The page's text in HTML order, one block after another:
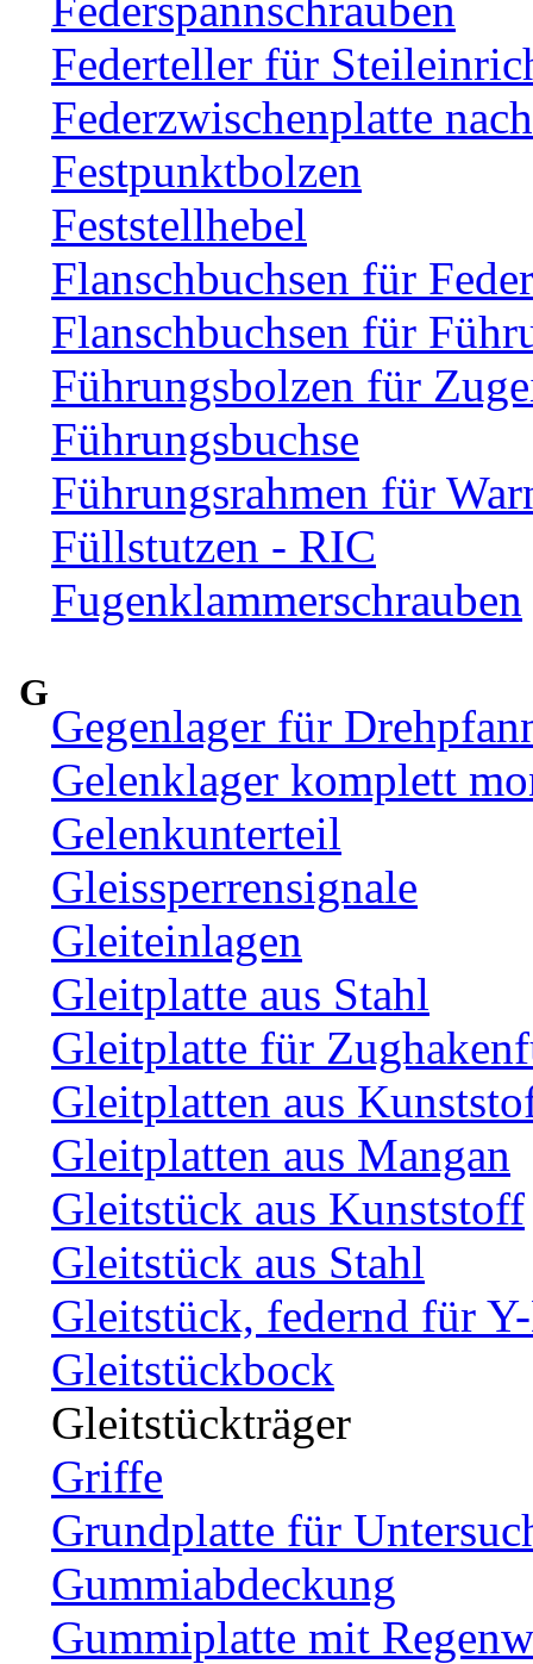
Federteller für
Federzwischenplatte
Festpunktbolzen
Feststellhebel
Flanschbuchsen für
Flanschbuchsen für
Führungsbolzen für
Führungsbuchse
Führungsrahmen für
Füllstutzen - RIC
Fugenklammerschrauben
G
Gegenlager für
Gelenklager komplett
Gelenkunterteil
Gleissperrensignale
Gleiteinlagen
Gleitplatte aus Stahl
Gleitplatte für
Gleitplatten aus
Gleitplatten aus Mangan
Gleitstück aus Kunststoff
Gleitstück aus Stahl
Gleitstück, federnd für
Gleitstückbock
Gleitstückträger
Griffe
Grundplatte für
Gummiabdeckung
Gummiplatte mit